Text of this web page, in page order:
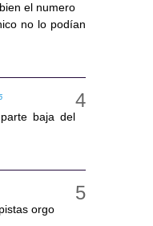
el numero
no lo podían
baja del
orgo